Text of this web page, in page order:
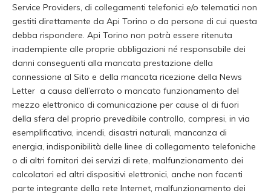
Service Providers, di collegamenti telefonici e/o telematici non
gestiti direttamente da Api Torino o da persone di cui questa
debba rispondere. Api Torino non potrà essere ritenuta
inadempiente alle proprie obbligazioni né responsabile dei
danni conseguenti alla mancata prestazione della
connessione al Sito e della mancata ricezione della News
Letter a causa dell’errato o mancato funzionamento del
mezzo elettronico di comunicazione per cause al di fuori
della sfera del proprio prevedibile controllo, compresi, in via
esemplificativa, incendi, disastri naturali, mancanza di
energia, indisponibilità delle linee di collegamento telefoniche
o di altri fornitori dei servizi di rete, malfunzionamento dei
calcolatori ed altri dispositivi elettronici, anche non facenti
parte integrante della rete Internet, malfunzionamento dei